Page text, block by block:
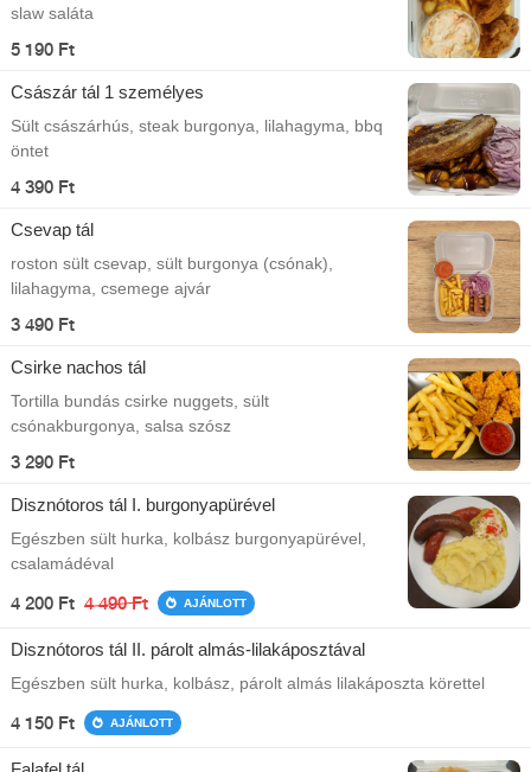
slaw saláta
5 190 Ft
Császár tál 1 személyes
Sült császárhús, steak burgonya, lilahagyma, bbq
öntet
4 390 Ft
Csevap tál
roston sült csevap, sült burgonya (csónak),
lilahagyma, csemege ajvár
3 490 Ft
Csirke nachos tál
Tortilla bundás csirke nuggets, sült
csónakburgonya, salsa szósz
3 290 Ft
Disznótoros tál I. burgonyapürével
Egészben sült hurka, kolbász burgonyapürével,
csalamádéval
4 200 Ft 4 490 Ft AJÁNLOTT
Disznótoros tál II. párolt almás-lilakáposztával
Egészben sült hurka, kolbász, párolt almás lilakáposzta körettel
4 150 Ft AJÁNLOTT